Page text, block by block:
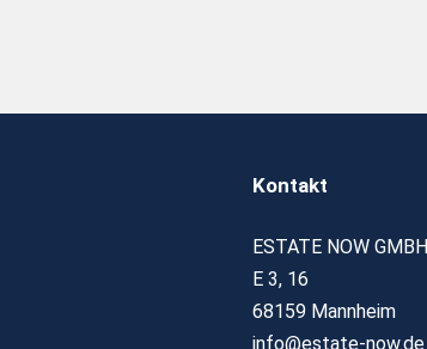
Kontakt
ESTATE NOW GMBH
E 3, 16
68159 Mannheim
info@estate-now.de